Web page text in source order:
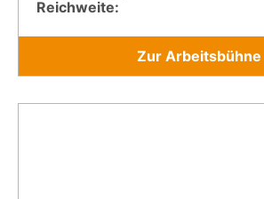
Reichweite:
Zur Arbeitsbühne